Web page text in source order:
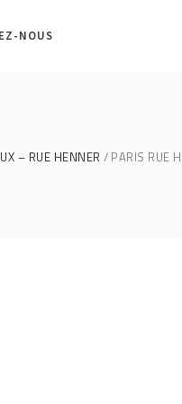
NOUS
– RUE HENNER PARIS RUE